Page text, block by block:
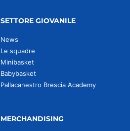
SETTORE GIOVANILE
News
Le squadre
Minibasket
Babybasket
Pallacanestro Brescia Academy
MERCHANDISING